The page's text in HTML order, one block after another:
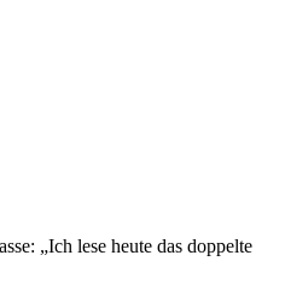
„Ich lese heute das doppelte